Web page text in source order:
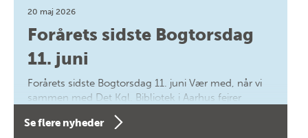
20 maj 2026
Forårets sidste Bogtorsdag
11. juni
Forårets sidste Bogtorsdag 11. juni Vær med, når vi
sammen med Det Kgl. Bibliotek i Aarhus fejrer
forfatterne bag vores nyes…
Se flere nyheder